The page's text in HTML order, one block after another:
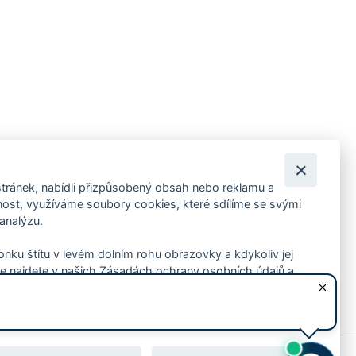
pozvánky na kulturní a sportovní akce?
nabídli přizpůsobený obsah nebo reklamu a
využíváme soubory cookies, které sdílíme se svými
štítu v levém dolním rohu obrazovky a kdykoliv jej
najdete v našich Zásadách ochrany osobních údajů a